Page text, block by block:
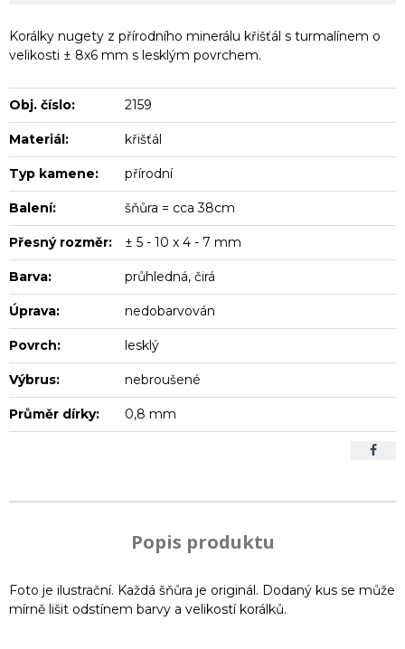
Korálky nugety z přírodního minerálu křišťál s turmalínem o
velikosti ± 8x6 mm s lesklým povrchem.
Obj. číslo: 2159
Materiál: křišťál
Typ kamene: přírodní
Balení: šňůra = cca 38cm
Přesný rozměr: ± 5 - 10 x 4 - 7 mm
Barva: průhledná, čirá
Úprava: nedobarvován
Povrch: lesklý
Výbrus: nebroušené
Průměr dírky: 0,8 mm
Popis produktu
Foto je ilustrační. Každá šňůra je originál. Dodaný kus se může
mírně lišit odstínem barvy a velikostí korálků.